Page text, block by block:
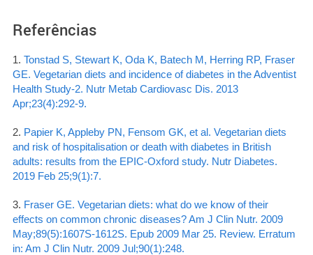
Referências
1. Tonstad S, Stewart K, Oda K, Batech M, Herring RP, Fraser
GE. Vegetarian diets and incidence of diabetes in the Adventist
Health Study-2. Nutr Metab Cardiovasc Dis. 2013
Apr;23(4):292-9.
2. Papier K, Appleby PN, Fensom GK, et al. Vegetarian diets
and risk of hospitalisation or death with diabetes in British
adults: results from the EPIC-Oxford study. Nutr Diabetes.
2019 Feb 25;9(1):7.
3. Fraser GE. Vegetarian diets: what do we know of their
effects on common chronic diseases? Am J Clin Nutr. 2009
May;89(5):1607S-1612S. Epub 2009 Mar 25. Review. Erratum
in: Am J Clin Nutr. 2009 Jul;90(1):248.